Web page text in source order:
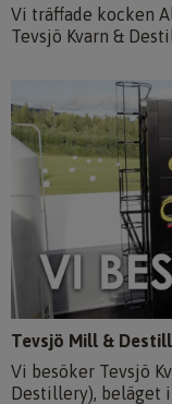
Vi träffade kocken
Tevsjö Kvarn &
Tevsjö Mill &
Vi besöker Tevsjö
Destillery), beläget i